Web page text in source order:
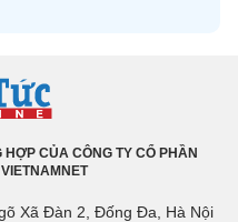
CỦA CÔNG TY CỔ PHẦN
Xã Đàn 2, Đống Đa, Hà Nội